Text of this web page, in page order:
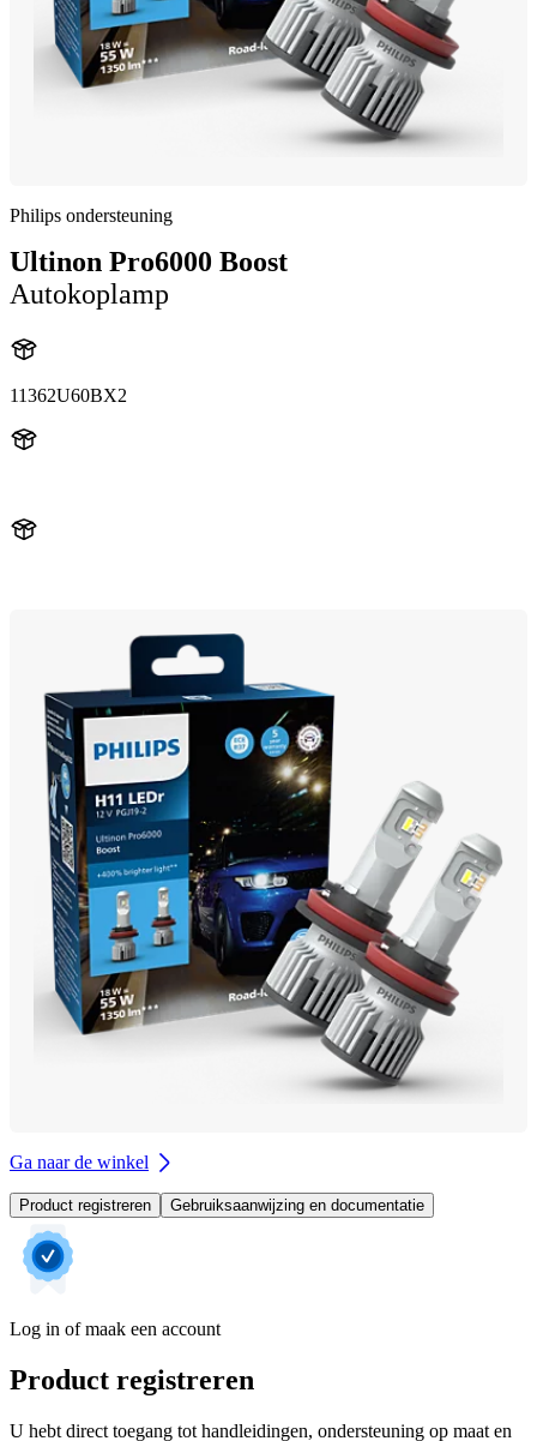
Philips ondersteuning
Ultinon Pro6000 Boost
Autokoplamp
11362U60BX2
Ga naar de winkel
Product registreren Gebruiksaanwijzing en documentatie
Log in of maak een account
Product registreren
U hebt direct toegang tot handleidingen, ondersteuning op maat en